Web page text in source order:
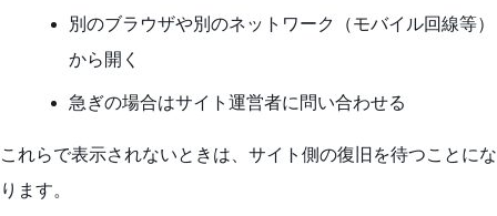
別のブラウザや別のネットワーク（モバイル回線等）
から開く
急ぎの場合はサイト運営者に問い合わせる
これらで表示されないときは、サイト側の復旧を待つことにな
ります。